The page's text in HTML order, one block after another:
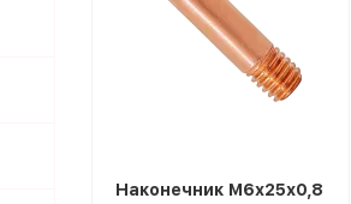
Наконечник М6x25х0,8